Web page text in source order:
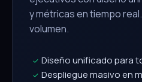
y métricas en tiempo
volumen.
✓ Diseño unificado para
✓ Despliegue masivo en